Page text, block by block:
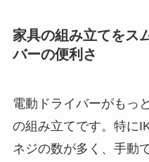
家具の組み立てをス
バーの便利さ
電動ドライバーがもっ
の組み立てです。特に
ネジの数が多く、手動